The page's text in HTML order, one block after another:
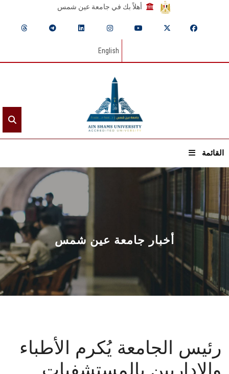
أهلاً بك في جامعة عين شمس
English
القائمة
الرئيسيـة
عن الجامعة
القطاعـات
الشئون الأكاديمية
البحث العلمي
المراكز والوحدات
أخبار جامعة عين شمس
رئيس الجامعة يُكرم الأطباء
والإداريين بالمستشفيات